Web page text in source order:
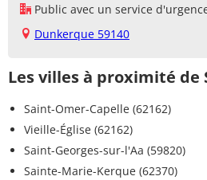
Public avec un service
Dunkerque 59140
Les villes à proximité de
Saint-Omer-Capelle (62162)
Vieille-Église (62162)
Saint-Georges-sur-l'Aa (59820)
Sainte-Marie-Kerque (62370)